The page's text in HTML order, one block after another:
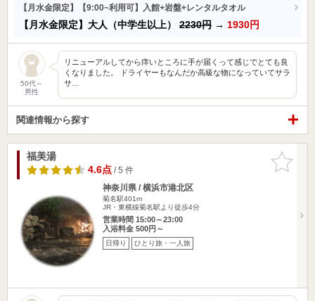
【月水金限定】【9:00~利用可】入館+岩盤+レンタルタオル
【月水金限定】大人（中学生以上） 2230円 → 1930円
50代～
男性
リニューアルしてから痒いところに手が届くって感じでとても良
くなりました。 ドライヤーもなんだか高級な物になっていてサラ
サ…
関連情報から探す
お気に入
りに追加
福美湯
4.6点/ 5 件
神奈川県 / 横浜市港北区
菊名駅401m
JR・東横線菊名駅より徒歩4分
営業時間 15:00～23:00
入浴料金 500円～
日帰り ひとり旅・一人旅